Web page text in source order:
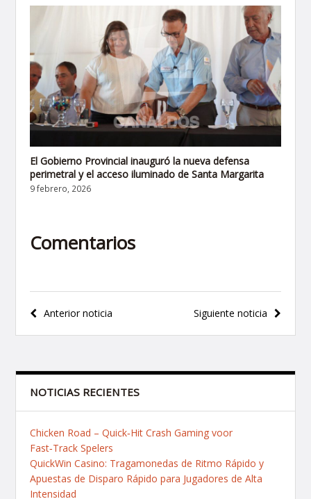
El Gobierno Provincial inauguró la nueva defensa
perimetral y el acceso iluminado de Santa Margarita
9 febrero, 2026
Comentarios
Navegación
de
Siguiente noticia
Anterior noticia
NOTICIAS RECIENTES
Chicken Road – Quick‑Hit Crash Gaming voor
Fast‑Track Spelers
QuickWin Casino: Tragamonedas de Ritmo Rápido y
Apuestas de Disparo Rápido para Jugadores de Alta
Intensidad